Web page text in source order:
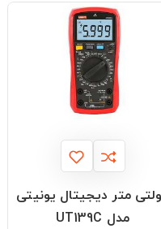
متر دیجیتال یونیتی
مدل UT139C